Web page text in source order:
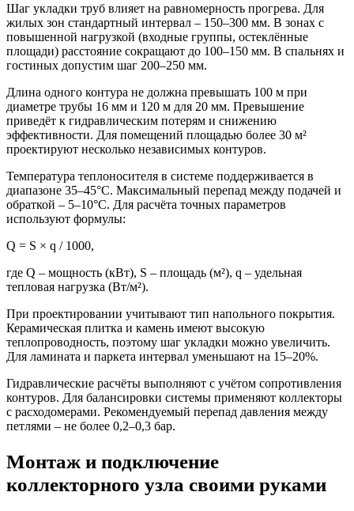
Шаг укладки труб влияет на равномерность прогрева. Для
жилых зон стандартный интервал – 150–300 мм. В зонах с
повышенной нагрузкой (входные группы, остеклённые
площади) расстояние сокращают до 100–150 мм. В спальнях и
гостиных допустим шаг 200–250 мм.
Длина одного контура не должна превышать 100 м при
диаметре трубы 16 мм и 120 м для 20 мм. Превышение
приведёт к гидравлическим потерям и снижению
эффективности. Для помещений площадью более 30 м²
проектируют несколько независимых контуров.
Температура теплоносителя в системе поддерживается в
диапазоне 35–45°C. Максимальный перепад между подачей и
обраткой – 5–10°C. Для расчёта точных параметров
используют формулы:
Q = S × q / 1000,
где Q – мощность (кВт), S – площадь (м²), q – удельная
тепловая нагрузка (Вт/м²).
При проектировании учитывают тип напольного покрытия.
Керамическая плитка и камень имеют высокую
теплопроводность, поэтому шаг укладки можно увеличить.
Для ламината и паркета интервал уменьшают на 15–20%.
Гидравлические расчёты выполняют с учётом сопротивления
контуров. Для балансировки системы применяют коллекторы
с расходомерами. Рекомендуемый перепад давления между
петлями – не более 0,2–0,3 бар.
Монтаж и подключение
коллекторного узла своими руками